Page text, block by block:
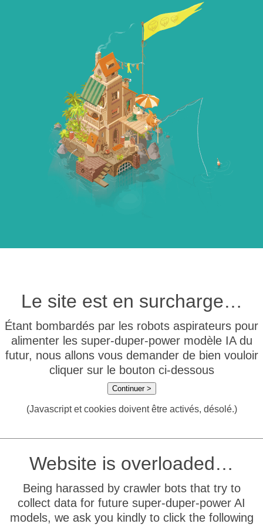
Le site est en surcharge…
Étant bombardés par les robots aspirateurs pour
alimenter les super-duper-power modèle IA du
futur, nous allons vous demander de bien vouloir
cliquer sur le bouton ci-dessous
Continuer >
(Javascript et cookies doivent être activés, désolé.)
Website is overloaded…
Being harassed by crawler bots that try to
collect data for future super-duper-power AI
models, we ask you kindly to click the following